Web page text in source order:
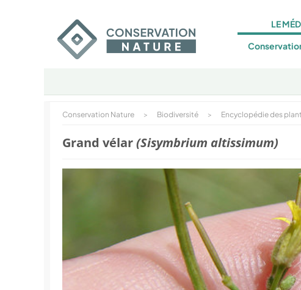
LE
Conservation Nature > Biodiversité > Encyclopédie des
Grand vélar(Sisymbrium altissimum)